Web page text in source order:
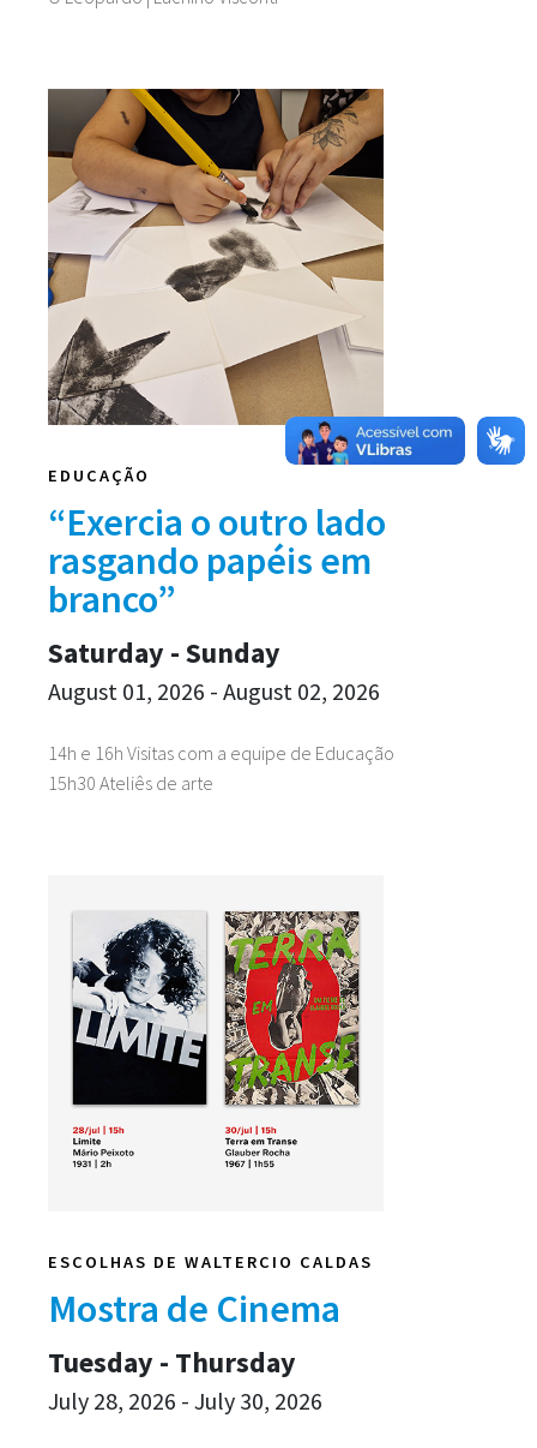
EDUCAÇÃO
“Exercia o outro lado
rasgando papéis em
branco”
14h e 16h Visitas com a equipe de Educação
15h30 Ateliês de arte
Saturday - Sunday
August 01, 2026 - August 02, 2026
ESCOLHAS DE WALTERCIO CALDAS
Mostra de Cinema
Tuesday - Thursday
July 28, 2026 - July 30, 2026